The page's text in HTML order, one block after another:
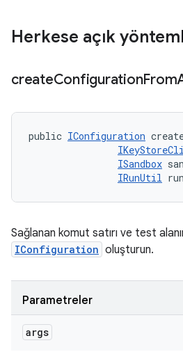
Herkese açık
createConfigurationFrom
public IConfiguration
ISandbox
IRunUtil
Sağlanan komut satırı ve test
IConfiguration oluşturun.
Parametreler
args